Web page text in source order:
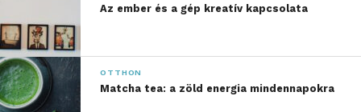
Kezdeményezés a
megfizethetőségért
A 2024-es pénzügyi évben az IKEA több lépcsőben
csökkentette árait a magyar piacon, amely a
Az ember és a gép kreatív kapcsolata
OTTHON
Matcha tea: a zöld energia mindennapokra